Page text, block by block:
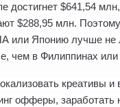
достигнет $641,54
$288,95 млн.
или Японию лучше не
чем в Филиппинах или
креативы и
офферы, заработать